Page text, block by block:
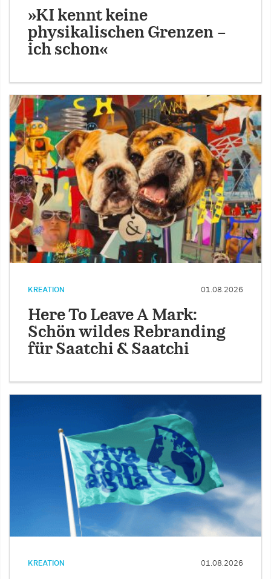
»KI kennt keine
physikalischen Grenzen –
ich schon«
KREATION 01.08.2026
Here To Leave A Mark:
Schön wildes Rebranding
für Saatchi & Saatchi
KREATION 01.08.2026